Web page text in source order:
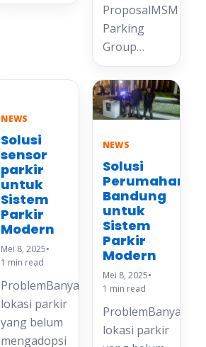
ProposalMSM
Parking
Group…
NEWS
Solusi
sensor
parkir
untuk
Sistem
Parkir
Modern
Mei 8, 2025•
1 min read
ProblemBanyak
lokasi parkir
yang belum
mengadopsi
NEWS
Solusi
Perumahan
Bandung
untuk
Sistem
Parkir
Modern
Mei 8, 2025•
1 min read
ProblemBanyak
lokasi parkir